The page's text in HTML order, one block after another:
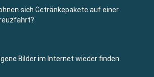
sich Getränkepakete auf einer
Bilder im Internet wieder finden